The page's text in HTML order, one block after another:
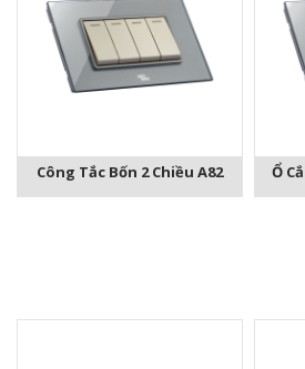
Công Tắc Bốn 2 Chiều A82 Ổ